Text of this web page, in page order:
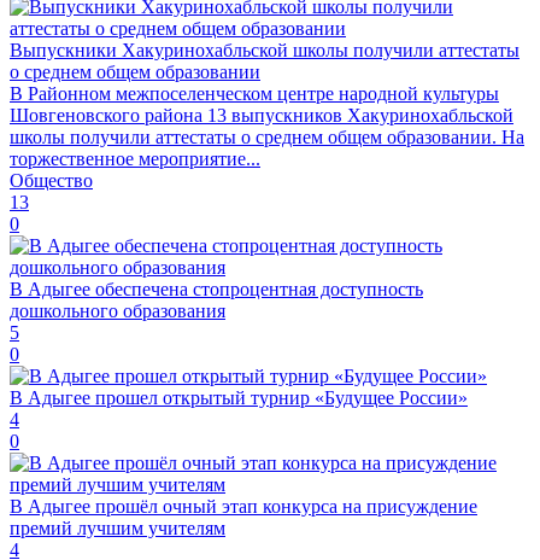
Выпускники Хакуринохабльской школы получили аттестаты
о среднем общем образовании
В Районном межпоселенческом центре народной культуры
Шовгеновского района 13 выпускников Хакуринохабльской
школы получили аттестаты о среднем общем образовании. На
торжественное мероприятие...
Общество
13
0
В Адыгее обеспечена стопроцентная доступность
дошкольного образования
5
0
В Адыгее прошел открытый турнир «Будущее России»
4
0
В Адыгее прошёл очный этап конкурса на присуждение
премий лучшим учителям
4